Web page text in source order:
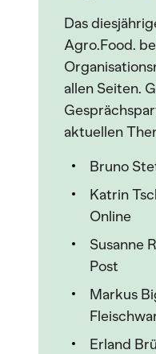
Das
Agro.Food.
allen Seiten.
aktuellen
Bruno
Katrin
Online
Susanne
Post
Markus
Erland